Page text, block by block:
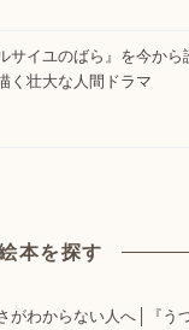
サイユのばら』を今か
く壮大な人間ドラマ
本を探す
がわからない人へ│『う